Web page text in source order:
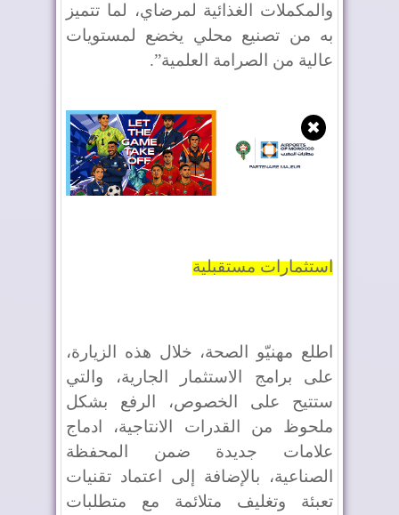
والمكملات الغذائية لمرضاي، لما تتميز
به من تصنيع محلي يخضع لمستويات
عالية من الصرامة العلمية”.
✖
استثمارات مستقبلية
اطلع مهنيّو الصحة، خلال هذه الزيارة،
على برامج الاستثمار الجارية، والتي
ستتيح على الخصوص، الرفع بشكل
ملحوظ من القدرات الانتاجية، ادماج
علامات جديدة ضمن المحفظة
الصناعية، بالإضافة إلى اعتماد تقنيات
تعبئة وتغليف متلائمة مع متطلبات